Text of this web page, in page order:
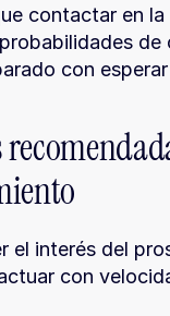
contactar en la
de
con
el interés del
con